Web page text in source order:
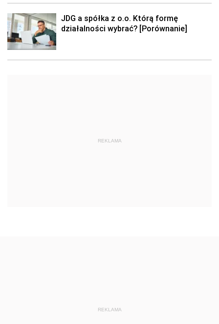
JDG a spółka z o.o. Którą formę
działalności wybrać? [Porównanie]
REKLAMA
REKLAMA